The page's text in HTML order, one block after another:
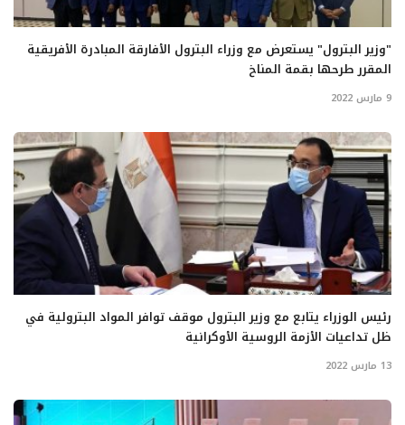
"وزير البترول" يستعرض مع وزراء البترول الأفارقة المبادرة الأفريقية
المقرر طرحها بقمة المناخ
9 مارس 2022
رئيس الوزراء يتابع مع وزير البترول موقف توافر المواد البترولية في
ظل تداعيات الأزمة الروسية الأوكرانية
13 مارس 2022